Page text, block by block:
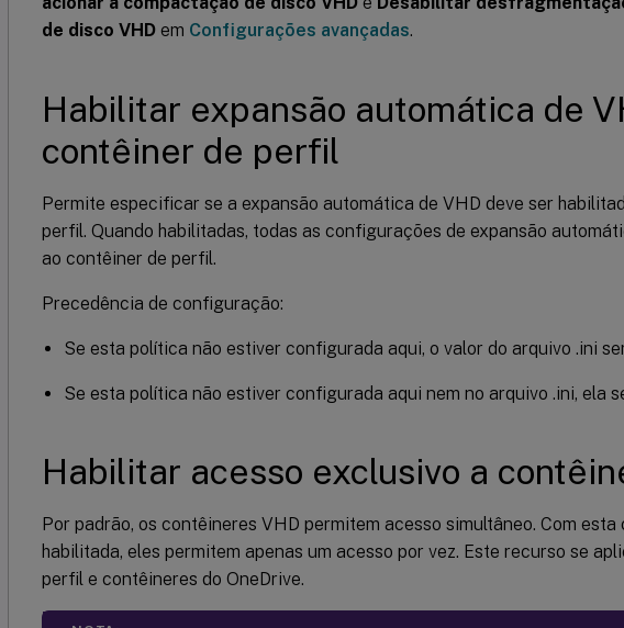
de disco VHD em Configurações avançadas.
Habilitar expansão automática de
contêiner de perfil
Permite especificar se a expansão automática de VHD deve ser
perfil. Quando habilitadas, todas as configurações de expansão
ao contêiner de perfil.
Precedência de configuração:
Se esta política não estiver configurada aqui, o valor do arquivo .ini
Se esta política não estiver configurada aqui nem no arquivo .ini, ela
Habilitar acesso exclusivo a
Por padrão, os contêineres VHD permitem acesso simultâneo. Com
habilitada, eles permitem apenas um acesso por vez. Este recurso se
perfil e contêineres do OneDrive.